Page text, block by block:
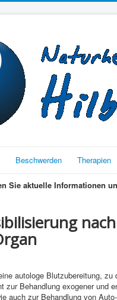
Beschwerden Therapien
Sie aktuelle Informationen
autologe Blutzubereitung, zu
zur Behandlung exogener und
auch zur Behandlung von